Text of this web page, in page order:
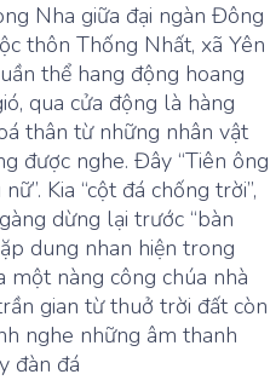
Nha giữa đại ngàn Đông
thôn Thống Nhất, xã Yên
thể hang động hoang
qua cửa động là hàng
thân từ những nhân vật
được nghe. Đây “Tiên ông
Kia “cột đá chống trời”,
dừng lại trước “bàn
dung nhan hiện trong
nàng công chúa nhà
gian từ thuở trời đất còn
nghe những âm thanh
đàn đá